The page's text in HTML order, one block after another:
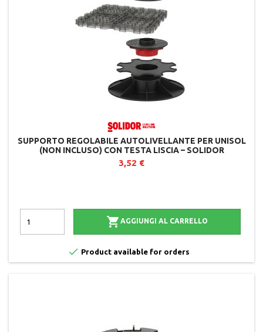
SUPPORTO REGOLABILE AUTOLIVELLANTE PER UNISOL
(NON INCLUSO) CON TESTA LISCIA – SOLIDOR
3,52 €
 AGGIUNGI AL CARRELLO
 Product available for orders